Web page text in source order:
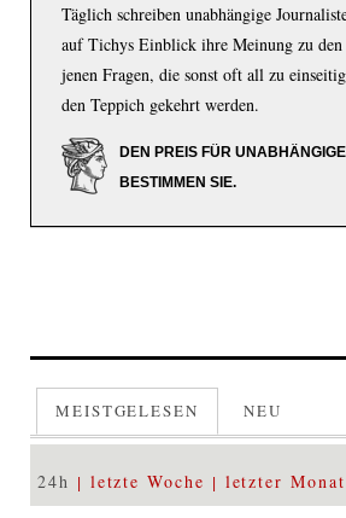
Täglich schreiben unabhängige
auf Tichys Einblick ihre Meinung zu
jenen Fragen, die sonst oft all zu
den Teppich gekehrt werden.
DEN PREIS FÜR
BESTIMMEN SIE.
MEISTGELESEN NEU
24h letzte Woche letzter Monat